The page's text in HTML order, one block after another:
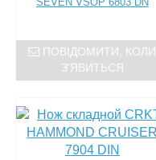
ПОВІДОМИТИ, КОЛИ
З'ЯВИТЬСЯ